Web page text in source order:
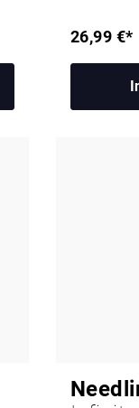
26,99 €*